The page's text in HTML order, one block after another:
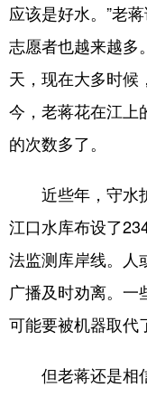
应该是好水。”老
志愿者也越来越多
天，现在大多时候
今，老蒋花在江上
的次数多了。
近些年，守水
江口水库布设了
法监测库岸线。人
广播及时劝离。一
可能要被机器取代
但老蒋还是相